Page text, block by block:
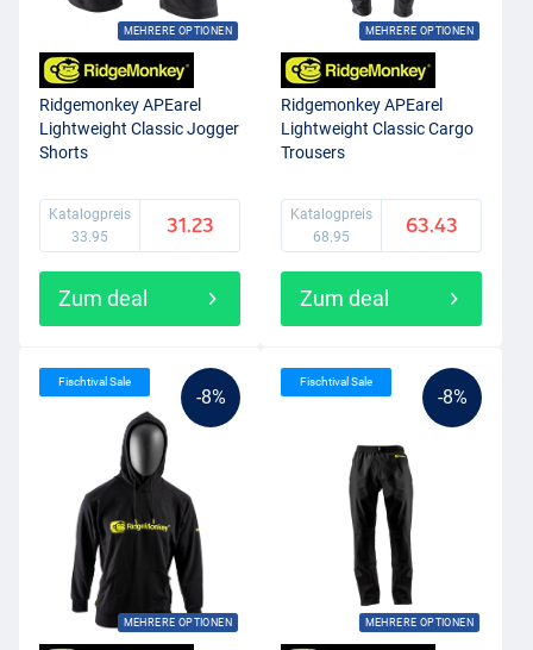
MEHRERE OPTIONEN
Ridgemonkey APEarel
Lightweight Classic Jogger
Shorts
Katalogpreis
33.95
31.23
Zum deal
MEHRERE OPTIONEN
Ridgemonkey APEarel
Lightweight Classic Cargo
Trousers
Katalogpreis
68.95
63.43
Zum deal
-8%
MEHRERE OPTIONEN
Fischtival Sale
-8%
MEHRERE OPTIONEN
Fischtival Sale